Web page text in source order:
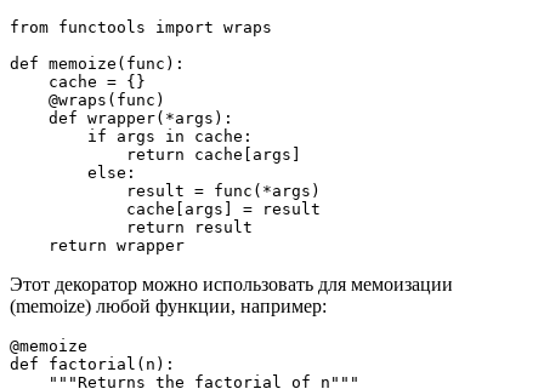
from functools import wraps
def memoize(func):
    return wrapper
Этот декоратор можно использовать для мемоизации
(memoize) любой функции, например:
@memoize
def factorial(n):